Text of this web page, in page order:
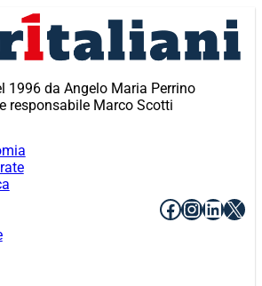
1996 da Angelo Maria Perrino
responsabile Marco Scotti
Facebook
X